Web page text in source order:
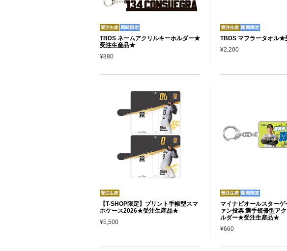
TBDS ネームアクリルキーホルダー★
受注生産品★
¥880
TBDS マフラータオル
¥2,200
【T-SHOP限定】プリント手帳型スマ
ホケース2026★受注生産品★
¥5,500
マイナビオールスターゲ
ァン投票 選手短冊型ア
ルダー★受注生産品★
¥660